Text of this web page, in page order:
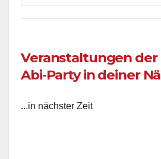
Veranstaltungen der
Abi-Party in deiner
...in nächster Zeit